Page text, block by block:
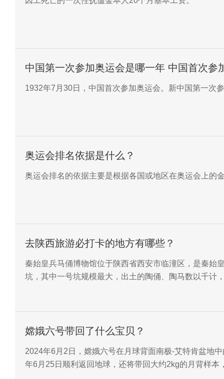
中国第一次参加奥运会是哪一年 中国首次参
1932年7月30日，中国首次参加奥运会。新中国第一次
奥运会排名依据是什么？
奥运会排名的依据主要是根据各国或地区在奥运会上的
去陕西旅游必打卡的地方有哪些？
秦始皇兵马俑博物馆位于陕西省西安市临潼区，是秦始
坑，其中一号坑规模最大，出土的陶俑、陶马数以千计
嫦娥六号带回了什么宝贝？
2024年6月2日，嫦娥六号在月球背面南极-艾特肯盆地
年6月25日顺利返回地球，还将带回大约2kg的月背样本